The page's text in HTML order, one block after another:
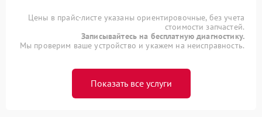
Цены в прайс-листе указаны ориентировочные, без учета
стоимости запчастей.
Записывайтесь на бесплатную диагностику.
Мы проверим ваше устройство и укажем на неисправность.
Показать все услуги